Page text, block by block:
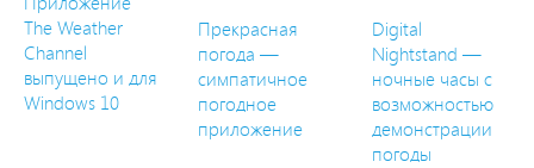
The Weather
Channel
выпущено и для
Windows 10
Прекрасная
погода —
симпатичное
погодное
приложение
Digital
Nightstand —
ночные часы с
возможностью
демонстрации
погоды